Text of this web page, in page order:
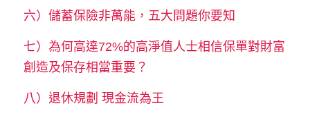
六） 儲蓄保險非萬能，五大問題你要知
七） 為何高達72%的高淨值人士相信保單對財富
創造及保存相當重要？
八） 退休規劃 現金流為王